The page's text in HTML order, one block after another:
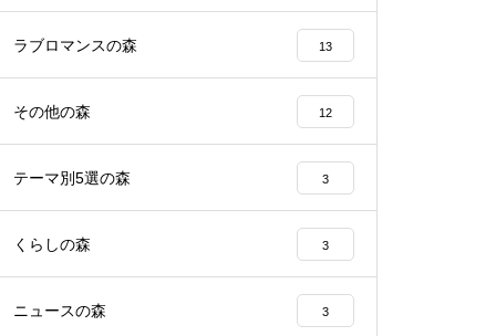
ラブロマンスの森 13
その他の森 12
テーマ別5選の森 3
くらしの森 3
ニュースの森 3